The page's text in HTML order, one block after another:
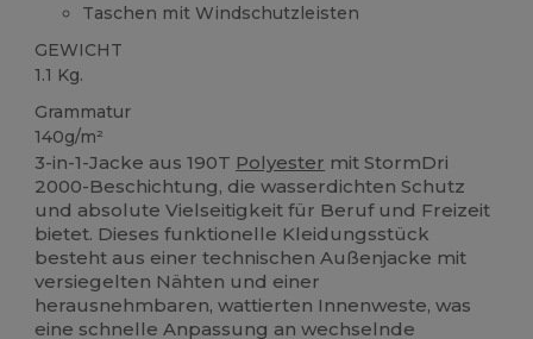
Taschen mit Windschutzleisten
GEWICHT
1.1 Kg.
Grammatur
140g/m²
3-in-1-Jacke aus 190T Polyester mit StormDri
2000-Beschichtung, die wasserdichten Schutz
und absolute Vielseitigkeit für Beruf und Freizeit
bietet. Dieses funktionelle Kleidungsstück
besteht aus einer technischen Außenjacke mit
versiegelten Nähten und einer
herausnehmbaren, wattierten Innenweste, was
eine schnelle Anpassung an wechselnde